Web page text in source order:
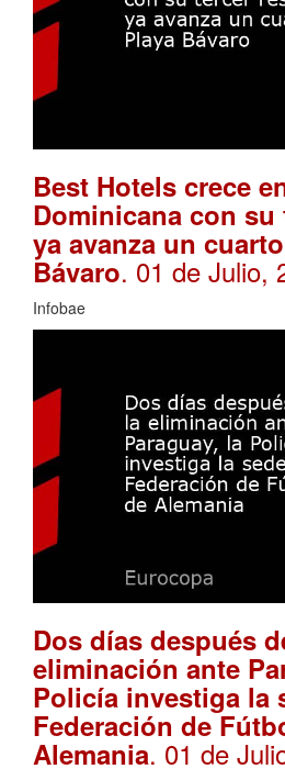
Best Hotels crece
Dominicana con
ya avanza un
Bávaro. 01 de Julio,
Infobae
Dos días después
eliminación ante
Policía investiga la
Federación de
Alemania. 01 de